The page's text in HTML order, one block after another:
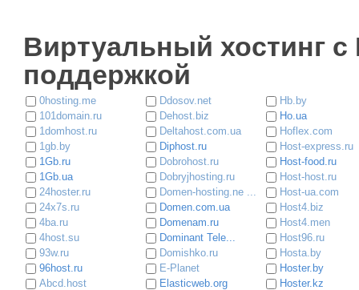
Виртуальный хостинг c
поддержкой
0hosting.me
101domain.ru
1domhost.ru
1gb.by
1Gb.ru
1Gb.ua
24hoster.ru
24x7s.ru
4ba.ru
4host.su
93w.ru
96host.ru
Abcd.host
Ddosov.net
Dehost.biz
Deltahost.com.ua
Diphost.ru
Dobrohost.ru
Dobryjhosting.ru
Domen-hosting.ne ...
Domen.com.ua
Domenam.ru
Dominant Tele...
Domishko.ru
E-Planet
Elasticweb.org
Hb.by
Ho.ua
Hoflex.com
Host-express.ru
Host-food.ru
Host-host.ru
Host-ua.com
Host4.biz
Host4.men
Host96.ru
Hosta.by
Hoster.by
Hoster.kz